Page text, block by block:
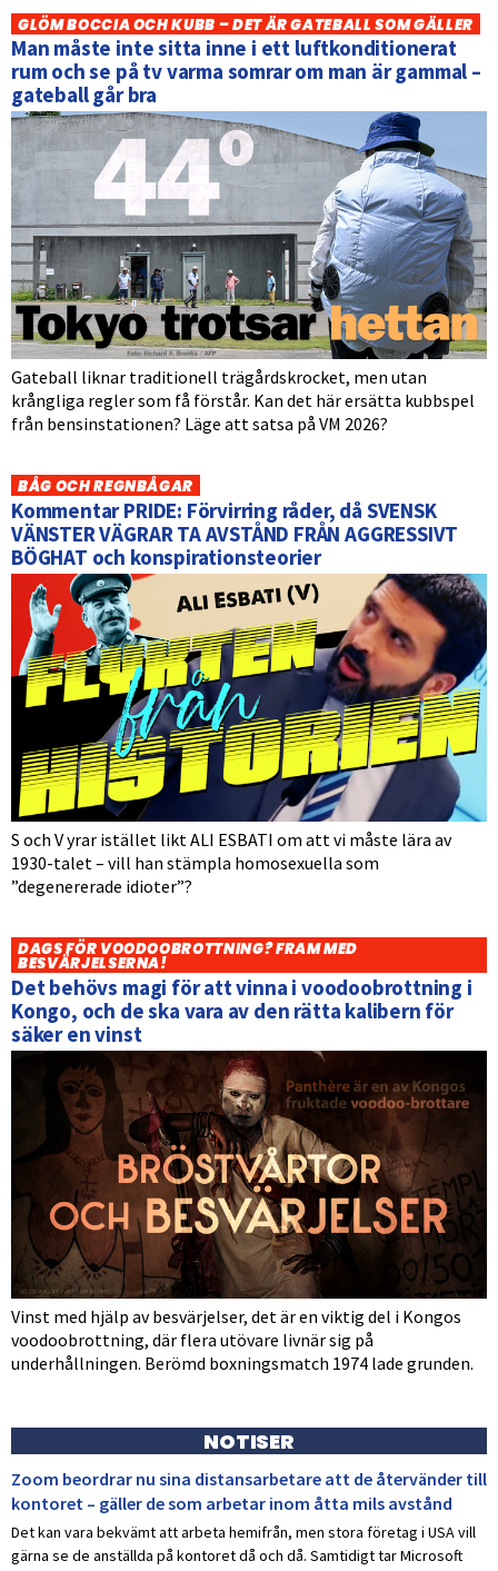
GLÖM BOCCIA OCH KUBB – DET ÄR GATEBALL SOM GÄLLER
Man måste inte sitta inne i ett luftkonditionerat
rum och se på tv varma somrar om man är gammal –
gateball går bra
Gateball liknar traditionell trägårdskrocket, men utan
krångliga regler som få förstår. Kan det här ersätta kubbspel
från bensinstationen? Läge att satsa på VM 2026?
BÅG OCH REGNBÅGAR
Kommentar PRIDE: Förvirring råder, då SVENSK
VÄNSTER VÄGRAR TA AVSTÅND FRÅN AGGRESSIVT
BÖGHAT och konspirationsteorier
S och V yrar istället likt ALI ESBATI om att vi måste lära av
1930-talet – vill han stämpla homosexuella som
”degenererade idioter”?
DAGS FÖR VOODOOBROTTNING? FRAM MED
BESVÄRJELSERNA!
Det behövs magi för att vinna i voodoobrottning i
Kongo, och de ska vara av den rätta kalibern för
säker en vinst
Vinst med hjälp av besvärjelser, det är en viktig del i Kongos
voodoobrottning, där flera utövare livnär sig på
underhållningen. Berömd boxningsmatch 1974 lade grunden.
NOTISER
Zoom beordrar nu sina distansarbetare att de återvänder till
kontoret – gäller de som arbetar inom åtta mils avstånd
Det kan vara bekvämt att arbeta hemifrån, men stora företag i USA vill
gärna se de anställda på kontoret då och då. Samtidigt tar Microsoft